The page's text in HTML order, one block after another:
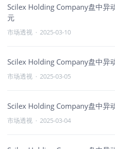
Scilex Holding Company盘中异
元
市场透视 · 2025-03-10
Scilex Holding Company盘中异
市场透视 · 2025-03-05
Scilex Holding Company盘中异
市场透视 · 2025-03-04